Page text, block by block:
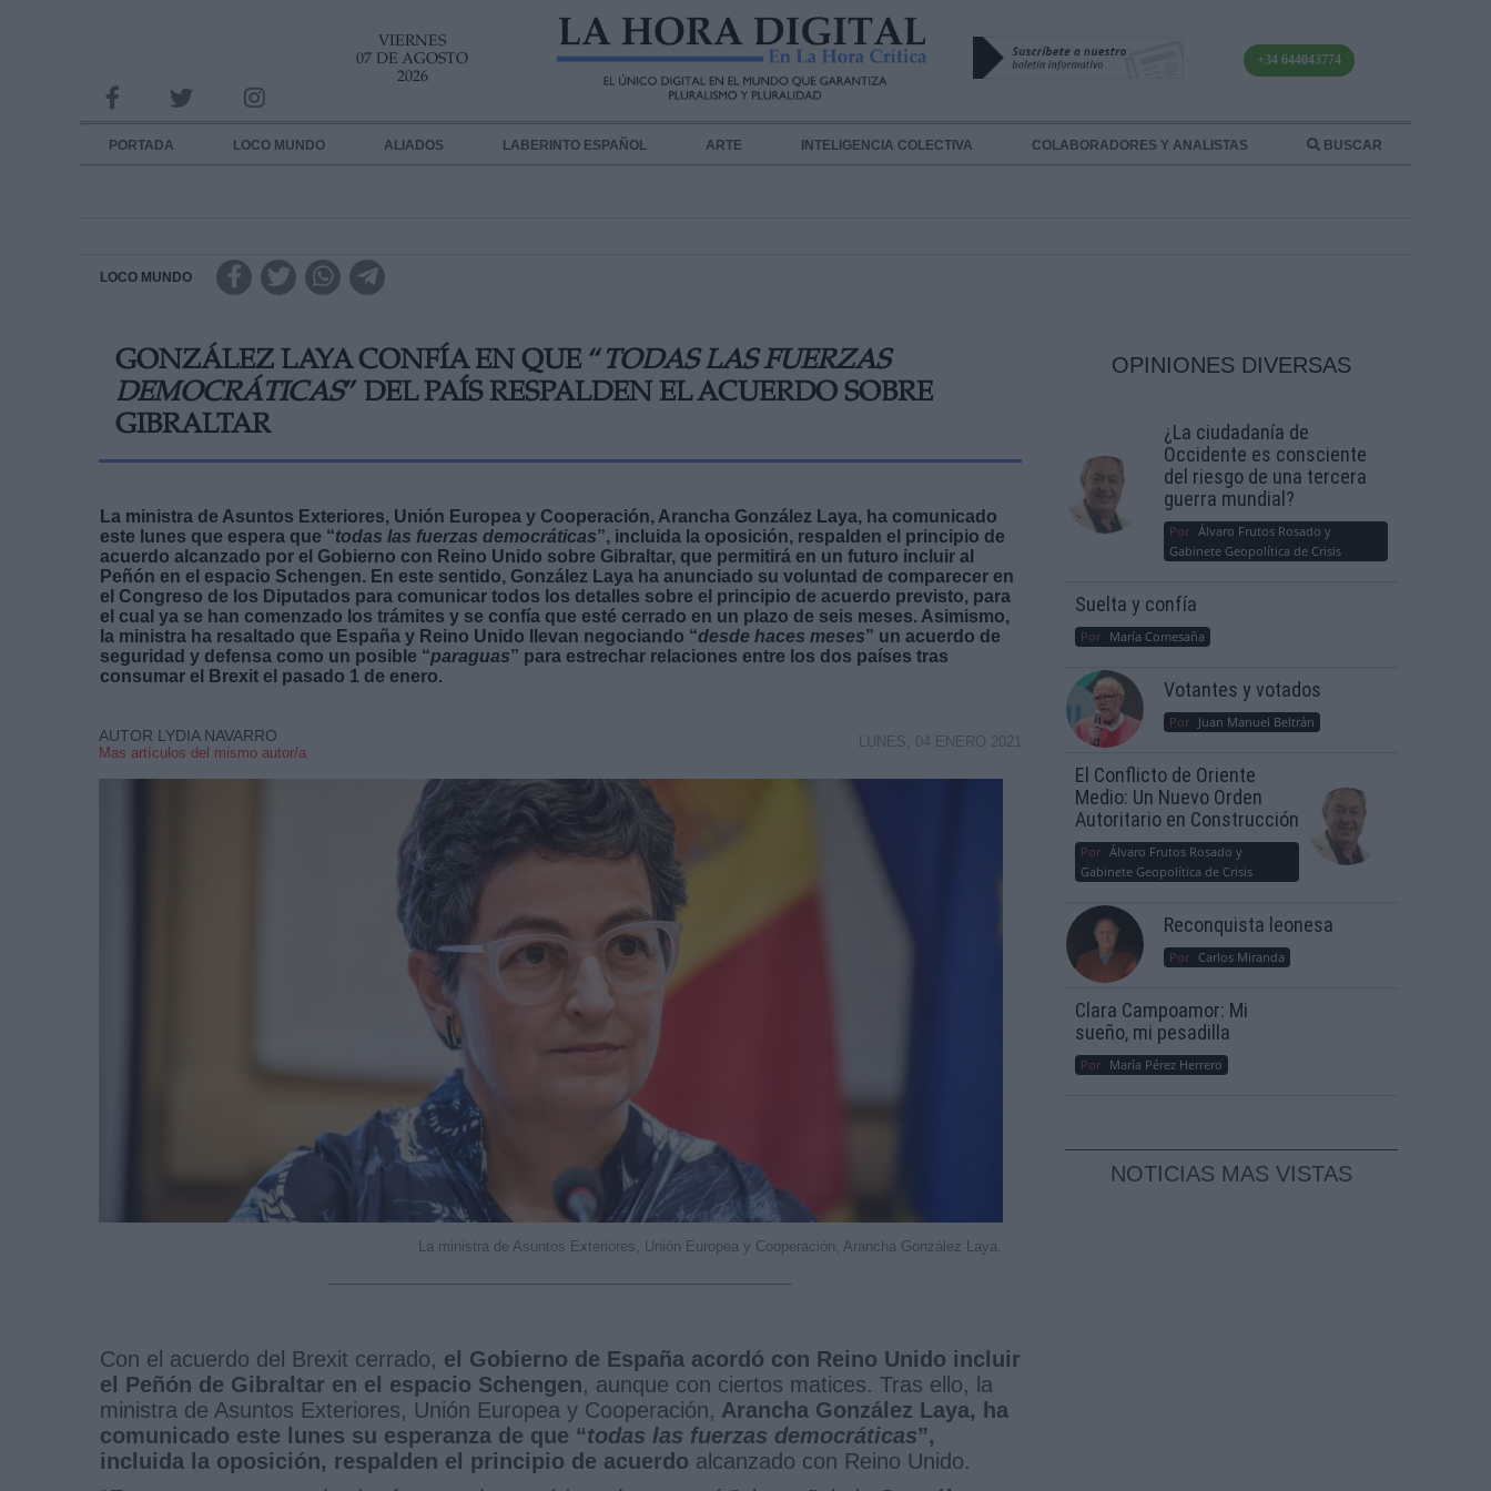
VIERNES
07 DE AGOSTO
2026
+34 644043774
PORTADA LOCO MUNDO ALIADOS LABERINTO ESPAÑOL ARTE INTELIGENCIA COLECTIVA COLABORADORES Y ANALISTAS BUSCAR
LOCO MUNDO
GONZÁLEZ LAYA CONFÍA EN QUE “ TODAS LAS FUERZAS
DEMOCRÁTICAS” DEL PAÍS RESPALDEN EL ACUERDO SOBRE
GIBRALTAR
La ministra de Asuntos Exteriores, Unión Europea y Cooperación, Arancha González Laya, ha comunicado
este lunes que espera que “todas las fuerzas democráticas”, incluida la oposición, respalden el principio de
acuerdo alcanzado por el Gobierno con Reino Unido sobre Gibraltar, que permitirá en un futuro incluir al
Peñón en el espacio Schengen. En este sentido, González Laya ha anunciado su voluntad de comparecer en
el Congreso de los Diputados para comunicar todos los detalles sobre el principio de acuerdo previsto, para
el cual ya se han comenzado los trámites y se confía que esté cerrado en un plazo de seis meses. Asimismo,
la ministra ha resaltado que España y Reino Unido llevan negociando “desde haces meses” un acuerdo de
seguridad y defensa como un posible “paraguas” para estrechar relaciones entre los dos países tras
consumar el Brexit el pasado 1 de enero.
AUTOR LYDIA NAVARRO
Mas artículos del mismo autor/a
LUNES, 04 ENERO 2021
La ministra de Asuntos Exteriores, Unión Europea y Cooperación, Arancha González Laya.
Con el acuerdo del Brexit cerrado, el Gobierno de España acordó con Reino Unido incluir
el Peñón de Gibraltar en el espacio Schengen, aunque con ciertos matices. Tras ello, la
ministra de Asuntos Exteriores, Unión Europea y Cooperación, Arancha González Laya, ha
comunicado este lunes su esperanza de que “todas las fuerzas democráticas”,
incluida la oposición, respalden el principio de acuerdo alcanzado con Reino Unido.
OPINIONES DIVERSAS
¿La ciudadanía de
Occidente es consciente
del riesgo de una tercera
guerra mundial?
Por Álvaro Frutos Rosado y
Gabinete Geopolítica de Crisis
Suelta y confía
Por María Comesaña
Votantes y votados
Por Juan Manuel Beltrán
El Conflicto de Oriente
Medio: Un Nuevo Orden
Autoritario en Construcción
Por Álvaro Frutos Rosado y
Gabinete Geopolítica de Crisis
Reconquista leonesa
Por Carlos Miranda
Clara Campoamor: Mi
sueño, mi pesadilla
Por María Pérez Herrero
NOTICIAS MAS VISTAS
INFORMACION SOBRE LA PROTECCIÓN DE TUS DATOS
Responsable:
Destinatarios:
link
Información adicional
link